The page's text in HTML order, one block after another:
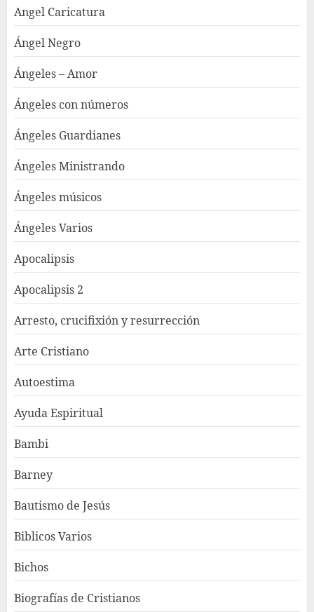
Angel Caricatura
Ángel Negro
Ángeles – Amor
Ángeles con números
Ángeles Guardianes
Ángeles Ministrando
Ángeles músicos
Ángeles Varios
Apocalipsis
Apocalipsis 2
Arresto, crucifixión y resurrección
Arte Cristiano
Autoestima
Ayuda Espiritual
Bambi
Barney
Bautismo de Jesús
Biblicos Varios
Bichos
Biografías de Cristianos